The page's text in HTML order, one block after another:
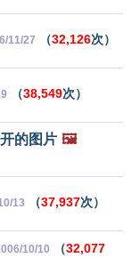
11/27 （32,126次）
（38,549次）
的图片 🖼️
13 （37,937次）
10/10 （32,077